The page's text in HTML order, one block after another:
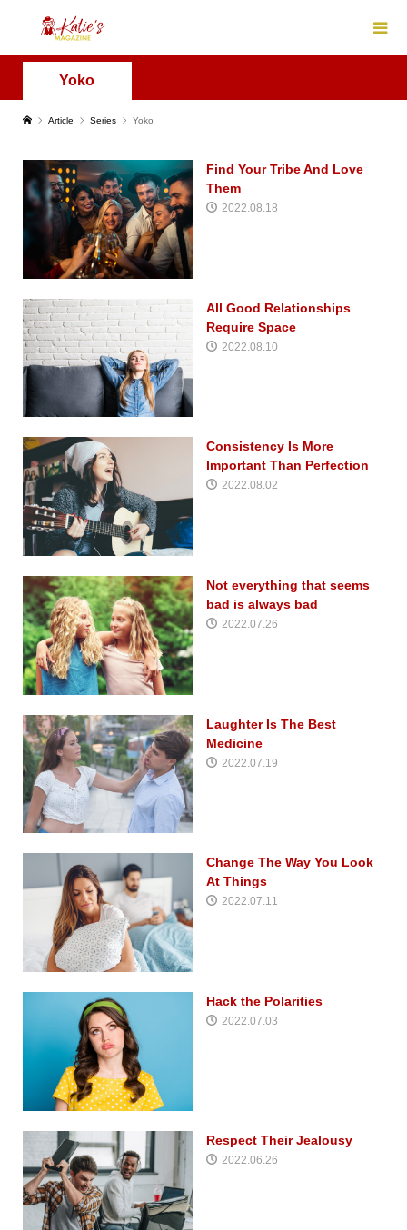
Yoko
Article Series Yoko
Find Your Tribe And Love
Them
2022.08.18
All Good Relationships
Require Space
2022.08.10
Consistency Is More
Important Than Perfection
2022.08.02
Not everything that seems
bad is always bad
2022.07.26
Laughter Is The Best
Medicine
2022.07.19
Change The Way You Look
At Things
2022.07.11
Hack the Polarities
2022.07.03
Respect Their Jealousy
2022.06.26